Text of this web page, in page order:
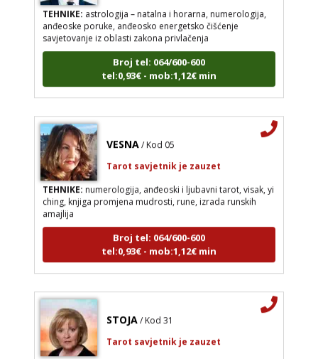
TEHNIKE:astrologija – natalna i horarna, numerologija,
anđeoske poruke, anđeosko energetsko čišćenje
savjetovanje iz oblasti zakona privlačenja
Broj tel: 064/600-600
tel:0,93€ - mob:1,12€ min
/ Kod 05
Tarot savjetnik je zauzet
TEHNIKE:numerologija, anđeoski i ljubavni tarot, visak, yi
ching, knjiga promjena mudrosti, rune, izrada runskih
amajlija
Broj tel: 064/600-600
tel:0,93€ - mob:1,12€ min
/ Kod 31
Tarot savjetnik je zauzet